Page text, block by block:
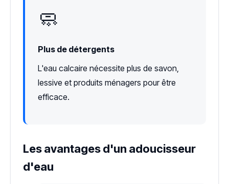
🧼
Plus de détergents
L'eau calcaire nécessite plus de savon,
lessive et produits ménagers pour être
efficace.
Les avantages d'un adoucisseur
d'eau